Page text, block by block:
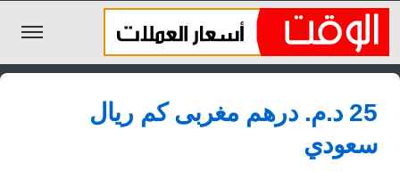
الليرة السورية
الجنيه المصري
الريال السعودي
25 د.م.‏ درهم مغربى كم ريال
سعودي